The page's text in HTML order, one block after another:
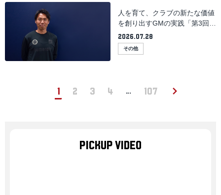
人を育て、クラブの新たな価値
を創り出すGMの実践「第3回
B.LEAGUEクラブ組織デザイン
勉強会」
2026.07.28
その他
1 2 3 4 … 107
PICKUP VIDEO